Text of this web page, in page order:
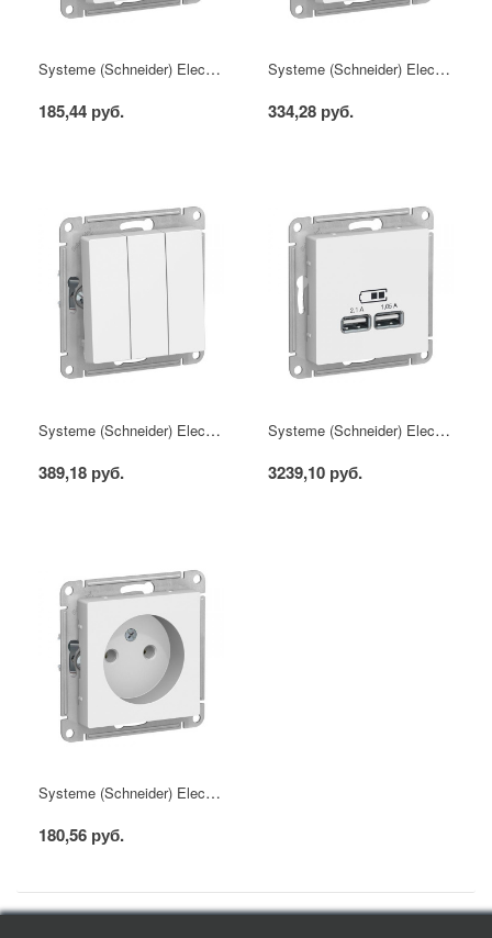
Systeme (Schneider) Electric ATLASDESIGN 1-клавишный ВЫКЛЮЧАТЕЛЬ, сх.1, 10АХ, механизм, БЕЛЫЙ
185,44 руб.
Systeme (Schneider) Electric ATLASDESIGN 1-клавишный ВЫКЛЮЧАТЕЛЬ с подсветкой, сх.1а, 10АХ, механизм, БЕЛЫЙ
334,28 руб.
Systeme (Schneider) Electric ATLASDESIGN 3-клавишный ВЫКЛЮЧАТЕЛЬ, сх.1+1+1, 10АХ, механизм, БЕЛЫЙ
389,18 руб.
Systeme (Schneider) Electric ATLASDESIGN USB РОЗЕТКА, 5В, 1 порт x 2,1 А, 2 порта х 1,05 А, механизм, БЕЛЫЙ
3239,10 руб.
Systeme (Schneider) Electric ATLASDESIGN РОЗЕТКА без заземления, 16А, механизм, БЕЛЫЙ
180,56 руб.